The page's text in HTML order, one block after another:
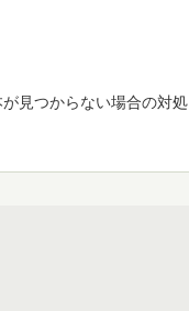
見つからない場合の対処